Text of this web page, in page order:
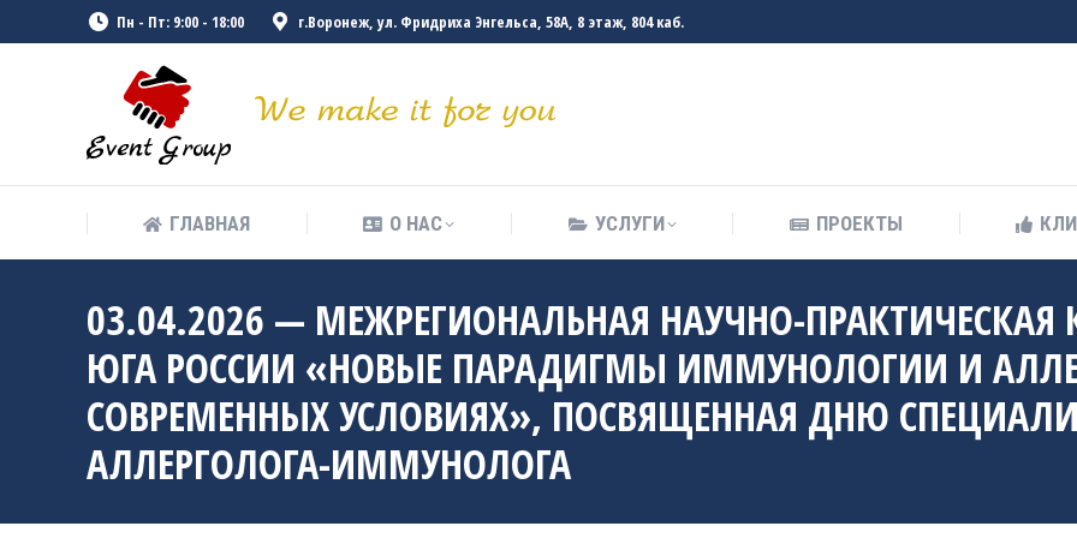
Пн - Пт: 9:00 - 18:00 г.Воронеж, ул. Фридриха Энгельса, 58А, 8 этаж, 804 каб.
ГЛАВНАЯ О НАС УСЛУГИ ПРОЕКТЫ
03.04.2026 — МЕЖРЕГИОНАЛЬНАЯ НАУЧНО-ПРАКТИЧЕСКАЯ
ЮГА РОССИИ «НОВЫЕ ПАРАДИГМЫ ИММУНОЛОГИИ И
СОВРЕМЕННЫХ УСЛОВИЯХ», ПОСВЯЩЕННАЯ ДНЮ
АЛЛЕРГОЛОГА-ИММУНОЛОГА
ГЛАВНАЯ О НАС УСЛУГИ ПРОЕКТЫ